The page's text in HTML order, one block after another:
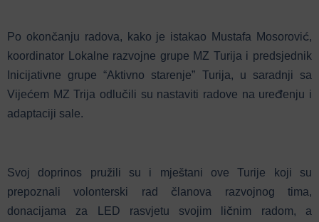
Po okončanju radova, kako je istakao Mustafa Mosorović,
koordinator Lokalne razvojne grupe MZ Turija i predsjednik
Inicijativne grupe “Aktivno starenje” Turija, u saradnji sa
Vijećem MZ Trija odlučili su nastaviti radove na uređenju i
adaptaciji sale.
Svoj doprinos pružili su i mještani ove Turije koji su
prepoznali volonterski rad članova razvojnog tima,
donacijama za LED rasvjetu svojim ličnim radom, a